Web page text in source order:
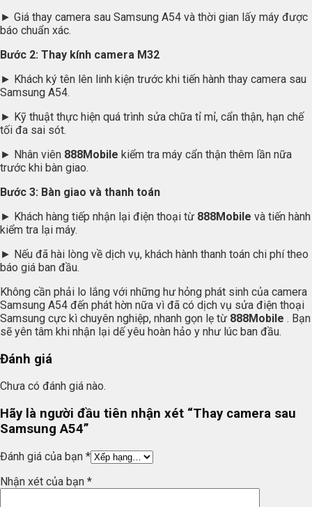
► Giá thay camera sau Samsung A54 và thời gian lấy máy được
báo chuẩn xác.
Bước 2: Thay kính camera M32
► Khách ký tên lên linh kiện trước khi tiến hành thay camera sau
Samsung A54.
► Kỹ thuật thực hiện quá trình sửa chữa tỉ mỉ, cẩn thận, hạn chế
tối đa sai sót.
► Nhân viên 888Mobile kiểm tra máy cẩn thận thêm lần nữa
trước khi bàn giao.
Bước 3: Bàn giao và thanh toán
► Khách hàng tiếp nhận lại điện thoại từ 888Mobile và tiến hành
kiểm tra lại máy.
► Nếu đã hài lòng về dịch vụ, khách hành thanh toán chi phí theo
báo giá ban đầu.
Không cần phải lo lắng với những hư hỏng phát sinh của camera
Samsung A54 đến phát hờn nữa vì đã có dịch vụ sửa điện thoại
Samsung cực kì chuyên nghiệp, nhanh gọn lẹ từ 888Mobile . Bạn
sẽ yên tâm khi nhận lại dế yêu hoàn hảo y như lúc ban đầu.
Đánh giá
Chưa có đánh giá nào.
Hãy là người đầu tiên nhận xét “Thay camera sau
Samsung A54”
Đánh giá của bạn *
Nhận xét của bạn *